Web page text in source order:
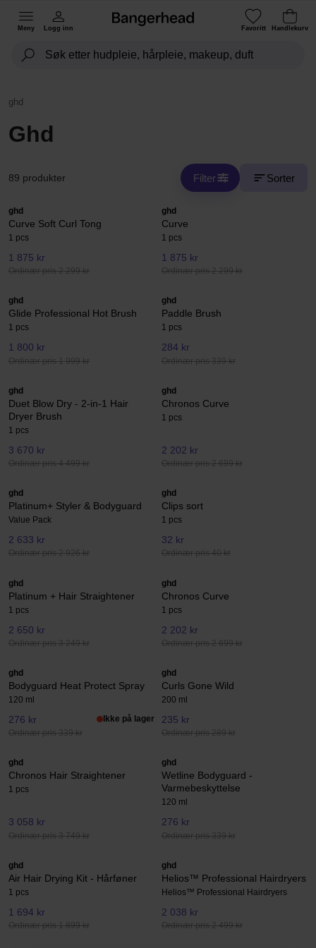
Meny Logg inn Favoritt Handlekurv
ghd
Ghd
89 produkter Filter Sorter
ghd
Curve Soft Curl Tong
1 pcs
1 875 kr
Ordinær pris 2 299 kr
ghd
Curve
1 pcs
1 875 kr
Ordinær pris 2 299 kr
ghd
Glide Professional Hot Brush
1 pcs
1 800 kr
Ordinær pris 1 999 kr
ghd
Paddle Brush
1 pcs
284 kr
Ordinær pris 339 kr
ghd
Duet Blow Dry - 2-in-1 Hair
Dryer Brush
1 pcs
3 670 kr
Ordinær pris 4 499 kr
ghd
Chronos Curve
1 pcs
2 202 kr
Ordinær pris 2 699 kr
ghd
Platinum+ Styler & Bodyguard
Value Pack
2 633 kr
Ordinær pris 2 926 kr
ghd
Clips sort
1 pcs
32 kr
Ordinær pris 40 kr
ghd
Platinum + Hair Straightener
1 pcs
2 650 kr
Ordinær pris 3 249 kr
ghd
Chronos Curve
1 pcs
2 202 kr
Ordinær pris 2 699 kr
ghd
Bodyguard Heat Protect Spray
120 ml
276 kr
Ordinær pris 339 kr
Ikke på lager
ghd
Curls Gone Wild
200 ml
235 kr
Ordinær pris 289 kr
ghd
Chronos Hair Straightener
1 pcs
3 058 kr
Ordinær pris 3 749 kr
ghd
Wetline Bodyguard -
Varmebeskyttelse
120 ml
276 kr
Ordinær pris 339 kr
ghd
Air Hair Drying Kit - Hårføner
1 pcs
1 694 kr
Ordinær pris 1 899 kr
ghd
Helios™ Professional Hairdryers
Helios™ Professional Hairdryers
2 038 kr
Ordinær pris 2 499 kr